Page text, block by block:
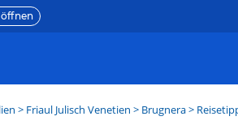
> Friaul Julisch Venetien > Brugnera>